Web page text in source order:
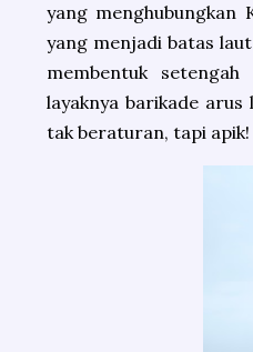
yang menghubungkan
yang menjadi batas
membentuk
layaknya barikade
tak beraturan, tapi